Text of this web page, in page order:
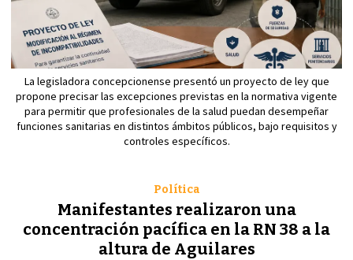
La legisladora concepcionense presentó un proyecto de ley que
propone precisar las excepciones previstas en la normativa vigente
para permitir que profesionales de la salud puedan desempeñar
funciones sanitarias en distintos ámbitos públicos, bajo requisitos y
controles específicos.
Manifestantes realizaron una
concentración pacífica en la RN 38 a la
altura de Aguilares
Política